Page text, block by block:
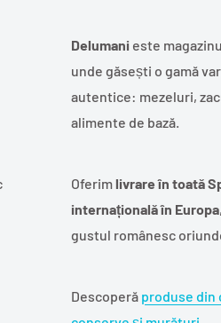
Delumanieste
unde găsești o gamă
autentice: mezeluri,
alimente de bază.
Oferimlivrare în toată
internațională în Europa
gustul românesc
Descoperă produse din